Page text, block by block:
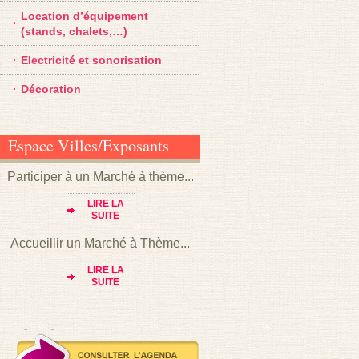
Location d’équipement
(stands, chalets,…)
Electricité et sonorisation
Décoration
Espace Villes/Exposants
Participer à un Marché à thème...
LIRE LA
SUITE
Accueillir un Marché à Thème...
LIRE LA
SUITE